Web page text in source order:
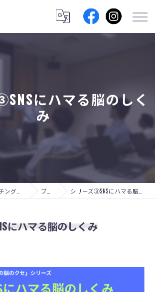
にハマる脳のしく
み
ブログ シリーズ③SNSにハマる脳のしくみ
にハマる脳のしくみ